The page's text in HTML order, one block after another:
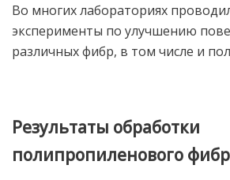
Во многих лабораториях
эксперименты по улучшению
различных фибр, в том числе и
Результаты обработки
полипропиленового